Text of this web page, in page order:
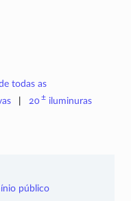
todas as
20±iluminuras
público